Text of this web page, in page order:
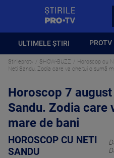
ULTIMELE ȘTIRI PROTV
Stirileprotv SHOW-BUZZ Horoscop cu
Neti Sandu. Zodia care va cheltui o sumă
Horoscop 7
Sandu. Zodia care
mare de bani
HOROSCOP CU NETI
SANDU